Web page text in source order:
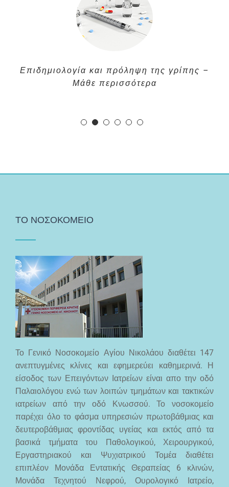
Επιδημιολογία και πρόληψη της γρίπης –
Μάθε περισσότερα
ΤΟ ΝΟΣΟΚΟΜΕΙΟ
Το Γενικό Νοσοκομείο Αγίου Νικολάου διαθέτει 147
ανεπτυγμένες κλίνες και εφημερεύει καθημερινά. Η
είσοδος των Επειγόντων Ιατρείων είναι απο την οδό
Παλαιολόγου ενώ των λοιπών τμημάτων και τακτικών
ιατρείων από την οδό Κνωσσού. Το νοσοκομείο
παρέχει όλο το φάσμα υπηρεσιών πρωτοβάθμιας και
δευτεροβάθμιας φροντίδας υγείας και εκτός από τα
βασικά τμήματα του Παθολογικού, Χειρουργικού,
Εργαστηριακού και Ψυχιατρικού Τομέα διαθέτει
επιπλέον Μονάδα Εντατικής Θεραπείας 6 κλινών,
Μονάδα Τεχνητού Νεφρού, Ουρολογικό Ιατρείο,